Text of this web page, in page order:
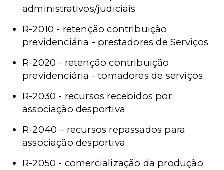
administrativos/judiciais
R-2010 - retenção contribuição
previdenciária - prestadores de Serviços
R-2020 - retenção contribuição
previdenciária - tomadores de serviços
R-2030 - recursos recebidos por
associação desportiva
R-2040 – recursos repassados para
associação desportiva
R-2050 - comercialização da produção